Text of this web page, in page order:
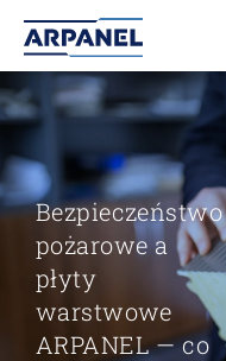
Bezpieczeństwo
pożarowe a
płyty
warstwowe
ARPANEL — co